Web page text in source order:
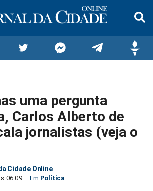
no
Twitter
no
Messenger
no
TelegramGettr
uma pergunta
Carlos Alberto de
jornalistas (veja o
Cidade Online
06:09 Política